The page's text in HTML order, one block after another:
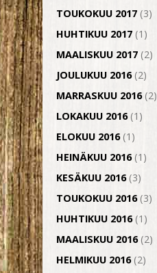
TOUKOKUU 2017 (3)
HUHTIKUU 2017 (1)
MAALISKUU 2017 (2)
JOULUKUU 2016(2)
MARRASKUU 2016(2)
LOKAKUU 2016(1)
ELOKUU 2016(1)
HEINÄKUU 2016(1)
KESÄKUU 2016(3)
TOUKOKUU 2016(3)
HUHTIKUU 2016(1)
MAALISKUU 2016(2)
HELMIKUU 2016(2)